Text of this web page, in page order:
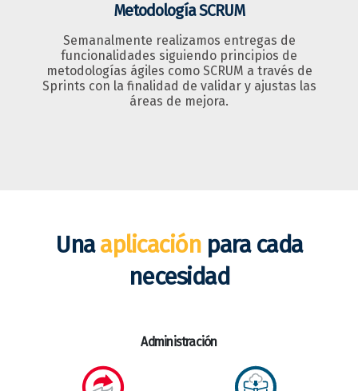
Metodología SCRUM
Semanalmente realizamos entregas de
funcionalidades siguiendo principios de
metodologías ágiles como SCRUM a través de
Sprints con la finalidad de validar y ajustas las
áreas de mejora.
Unaaplicaciónpara cada
necesidad
Administración